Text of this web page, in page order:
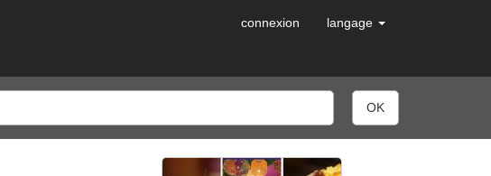
connexion langage